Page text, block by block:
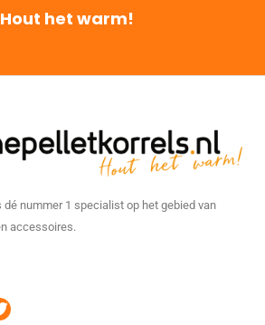
Hout het warm!
nummer 1 specialist op het gebied van
accessoires.